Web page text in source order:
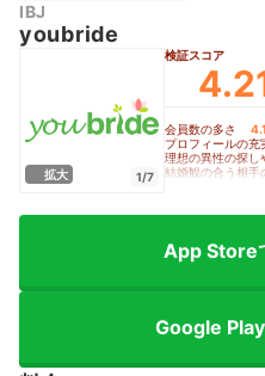
IBJ
youbride
拡大 1/7
検証スコア
会員数の多さ
プロフィールの充
理想の異性の探し
結婚観の合う相手
App Store
Google